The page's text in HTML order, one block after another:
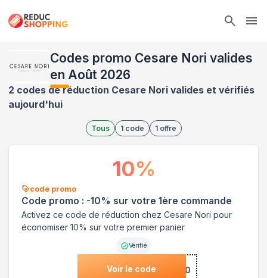
Codes promo Cesare Nori valides
en Août 2026
2 codes de réduction Cesare Nori valides et vérifiés
aujourd'hui
Tous 1 code 1 offre
code promo
Code promo : -10% sur votre 1ère commande
Activez ce code de réduction chez Cesare Nori pour
économiser 10% sur votre premier panier
Vérifié
Voir le code***COME10
10%